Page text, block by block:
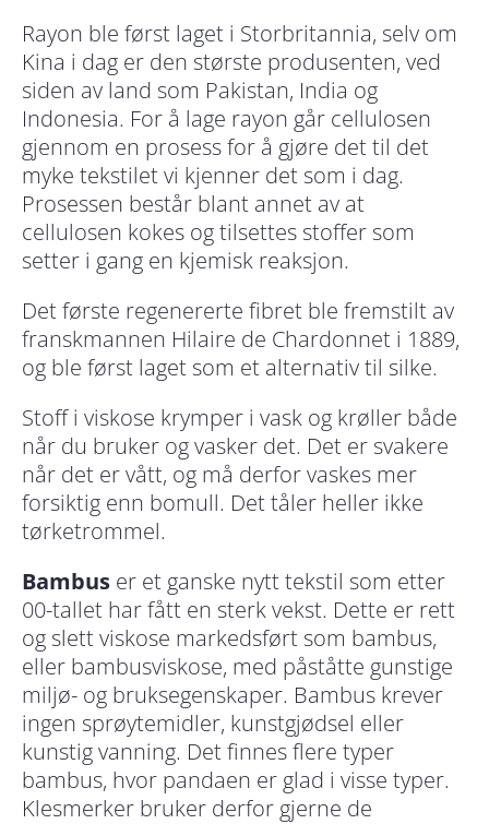
Rayon ble først laget i Storbritannia, selv om
Kina i dag er den største produsenten, ved
siden av land som Pakistan, India og
Indonesia. For å lage rayon går cellulosen
gjennom en prosess for å gjøre det til det
myke tekstilet vi kjenner det som i dag.
Prosessen består blant annet av at
cellulosen kokes og tilsettes stoffer som
setter i gang en kjemisk reaksjon.
Det første regenererte fibret ble fremstilt av
franskmannen Hilaire de Chardonnet i 1889,
og ble først laget som et alternativ til silke.
Stoff i viskose krymper i vask og krøller både
når du bruker og vasker det. Det er svakere
når det er vått, og må derfor vaskes mer
forsiktig enn bomull. Det tåler heller ikke
tørketrommel.
Bambus er et ganske nytt tekstil som etter
00-tallet har fått en sterk vekst. Dette er rett
og slett viskose markedsført som bambus,
eller bambusviskose, med påståtte gunstige
miljø- og bruksegenskaper. Bambus krever
ingen sprøytemidler, kunstgjødsel eller
kunstig vanning. Det finnes flere typer
bambus, hvor pandaen er glad i visse typer.
Klesmerker bruker derfor gjerne de